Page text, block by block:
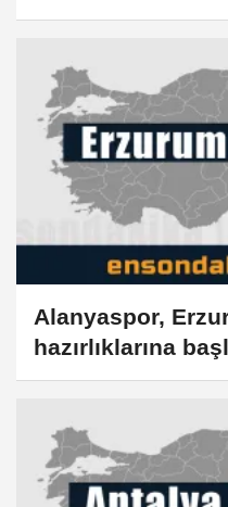
Alanyaspor,
hazırlıklarına